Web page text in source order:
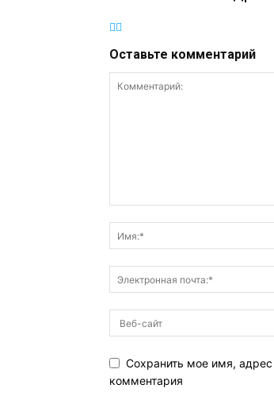
Оставьте комментарий
Сохранить мое имя,
комментария